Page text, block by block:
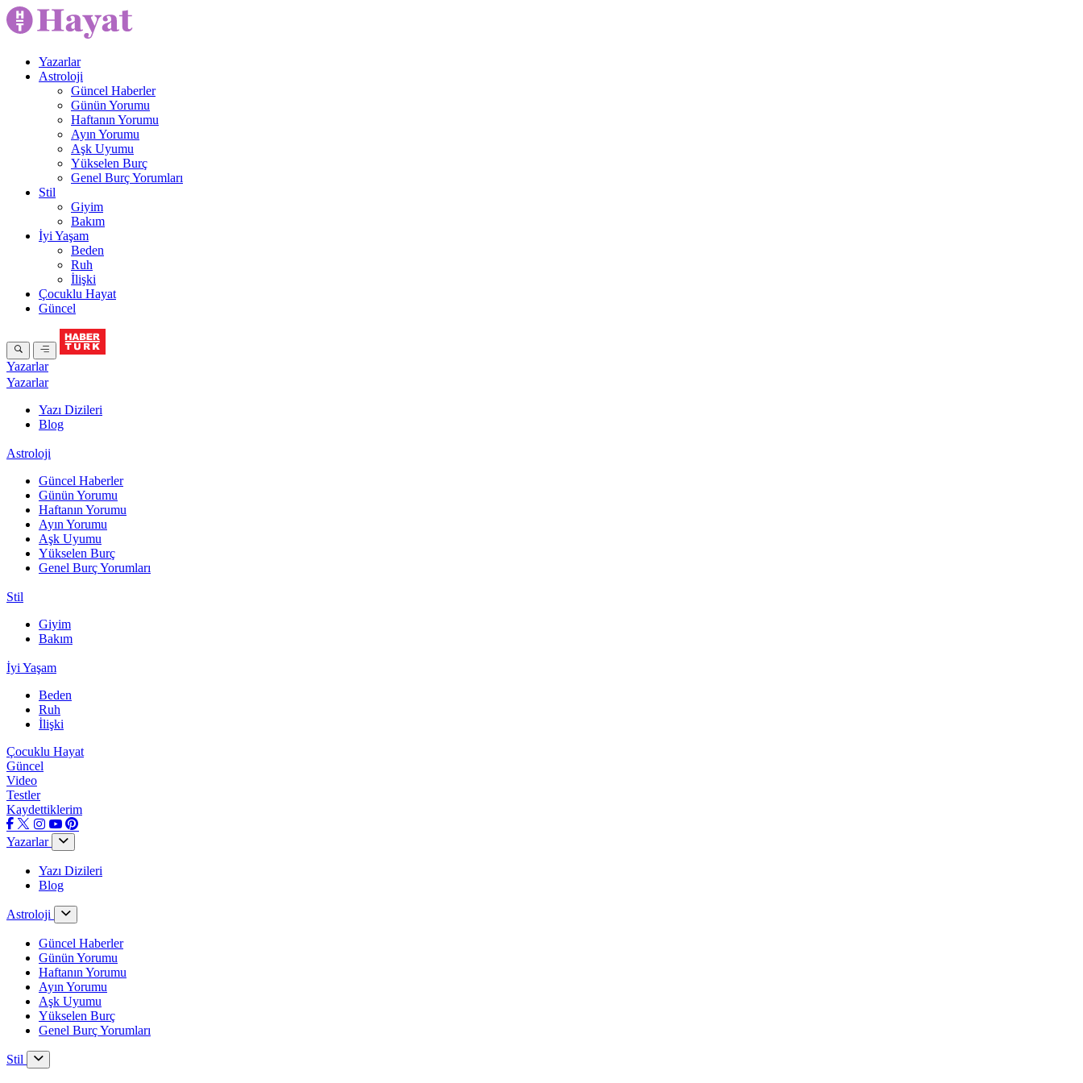
Yazarlar
Astroloji
Güncel Haberler
Günün Yorumu
Haftanın Yorumu
Ayın Yorumu
Aşk Uyumu
Yükselen Burç
Genel Burç Yorumları
Stil
Giyim
Bakım
İyi Yaşam
Beden
Ruh
İlişki
Çocuklu Hayat
Güncel
Yazarlar
Yazarlar
Yazı Dizileri
Blog
Astroloji
Güncel Haberler
Günün Yorumu
Haftanın Yorumu
Ayın Yorumu
Aşk Uyumu
Yükselen Burç
Genel Burç Yorumları
Stil
Giyim
Bakım
İyi Yaşam
Beden
Ruh
İlişki
Çocuklu Hayat
Güncel
Video
Testler
Kaydettiklerim
Yazarlar
Yazı Dizileri
Blog
Astroloji
Güncel Haberler
Günün Yorumu
Haftanın Yorumu
Ayın Yorumu
Aşk Uyumu
Yükselen Burç
Genel Burç Yorumları
Stil